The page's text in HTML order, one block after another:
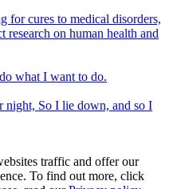
for cures to medical disorders,
on human health and
what I want to do.
night, So I lie down, and so I
traffic and offer our
To find out more, click